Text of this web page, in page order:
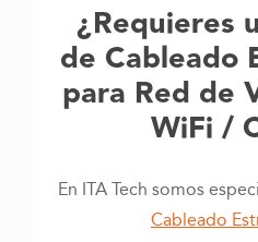
¿Requieres
de Cableado
para Red de
WiFi /
En ITA Tech somos
Cableado